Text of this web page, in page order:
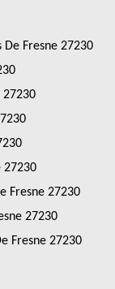
Fresne 27230
27230
27230
Fresne 27230
27230
Fresne 27230